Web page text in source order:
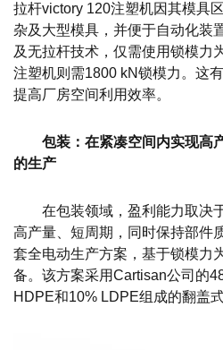
拉杆victory 120注塑机因其模具
杂及大型模具，并便于自动化装
及无拉杆技术，仅需使用锁模力
注塑机则需1800 kN锁模力。这
提高厂房空间利用效率。
包装：在紧凑空间内实现高
的生产
在包装领域，盈利能力取决
高产量、短周期，同时保持部件
套全电动生产方案，基于锁模力
备。该方案采用Cartisan公司的
HDPE和10% LDPE组成的翻盖式